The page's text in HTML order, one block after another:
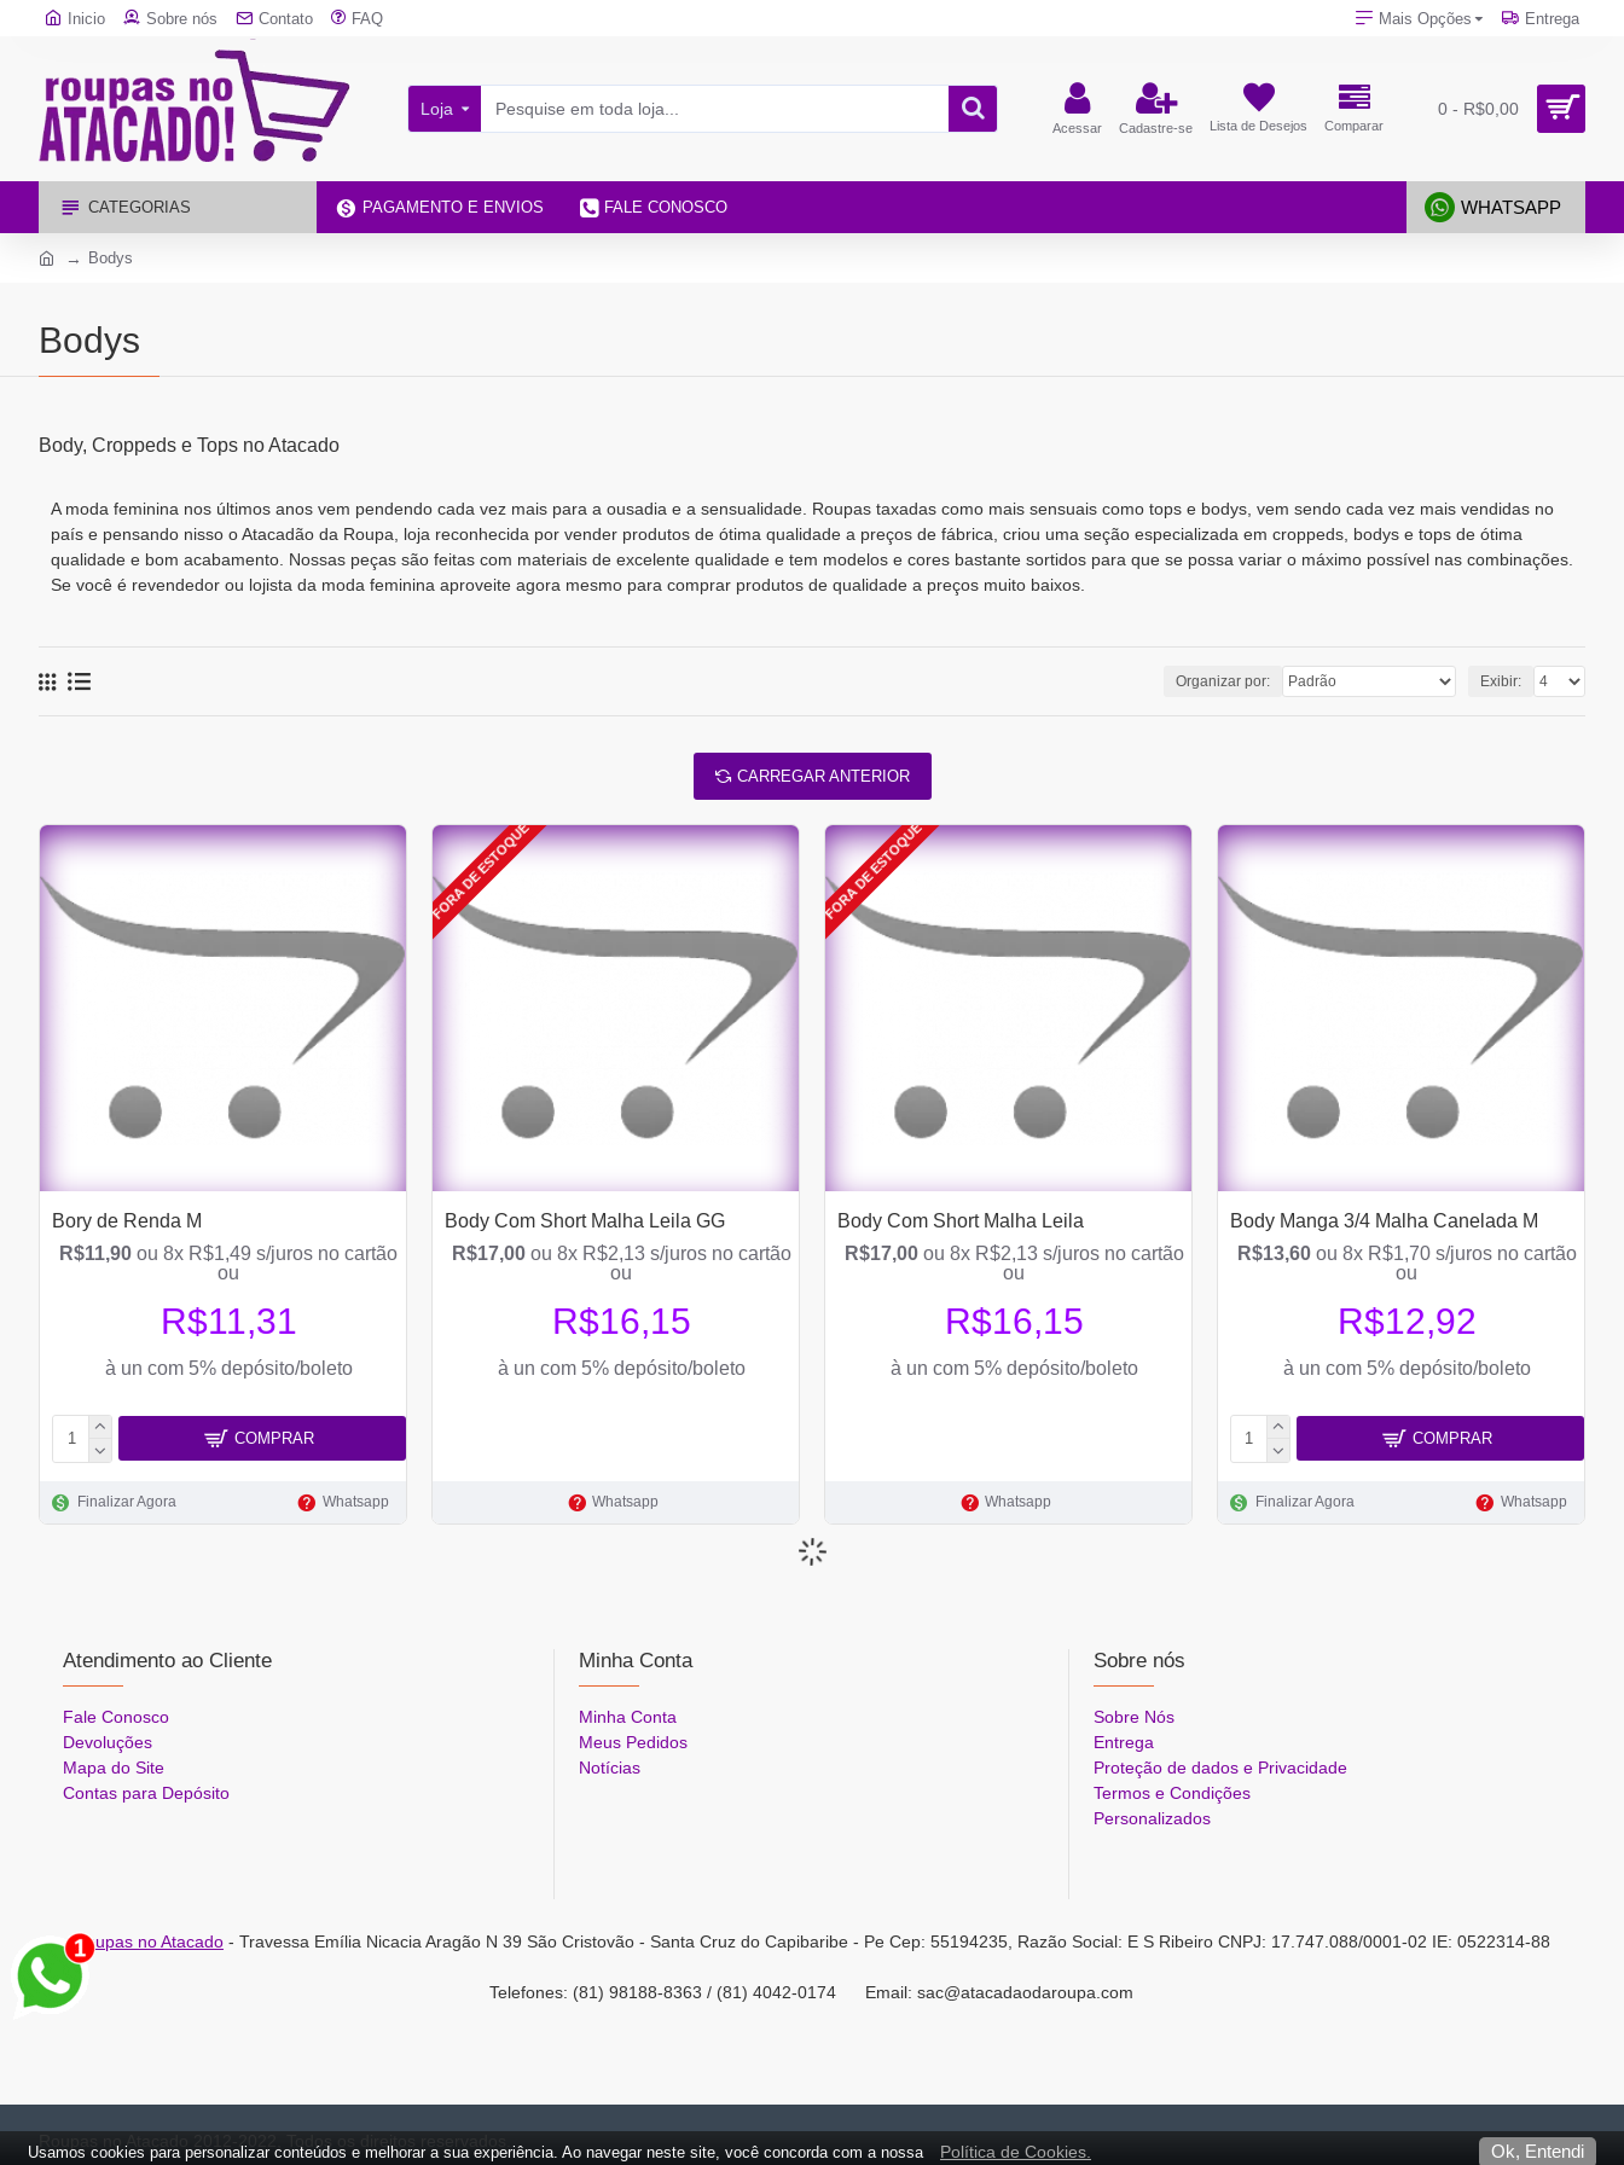
Inicio Sobre nós Contato FAQ Mais Opções Entrega
Loja
Acessar Cadastre-se Lista de Desejos Comparar
0 - R$0,00
CATEGORIAS PAGAMENTO E ENVIOS FALE CONOSCO WHATSAPP
Bodys
Bodys
Body, Croppeds e Tops no Atacado
A moda feminina nos últimos anos vem pendendo cada vez mais para a ousadia e a sensualidade. Roupas taxadas como mais sensuais como tops e bodys, vem sendo cada vez mais vendidas no
país e pensando nisso o Atacadão da Roupa, loja reconhecida por vender produtos de ótima qualidade a preços de fábrica, criou uma seção especializada em croppeds, bodys e tops de ótima
qualidade e bom acabamento. Nossas peças são feitas com materiais de excelente qualidade e tem modelos e cores bastante sortidos para que se possa variar o máximo possível nas combinações.
Se você é revendedor ou lojista da moda feminina aproveite agora mesmo para comprar produtos de qualidade a preços muito baixos.
Organizar por: Exibir:
CARREGAR ANTERIOR
Bory de Renda M
R$11,90 ou 8x R$1,49 s/juros no cartão
ou
R$11,31
à un com 5% depósito/boleto
COMPRAR
Finalizar Agora Whatsapp
FORA DE ESTOQUE
Body Com Short Malha Leila GG
R$17,00ou 8x R$2,13 s/juros no cartão
ou
R$16,15
à un com 5% depósito/boleto
Whatsapp
FORA DE ESTOQUE
Body Com Short Malha Leila
R$17,00ou 8x R$2,13 s/juros no cartão
ou
R$16,15
à un com 5% depósito/boleto
Whatsapp
Body Manga 3/4 Malha Canelada M
R$13,60ou 8x R$1,70 s/juros no cartão
ou
R$12,92
à un com 5% depósito/boleto
COMPRAR
Finalizar Agora Whatsapp
Atendimento ao Cliente
Fale Conosco
Devoluções
Mapa do Site
Contas para Depósito
Minha Conta
Minha Conta
Meus Pedidos
Notícias
Sobre nós
Sobre Nós
Entrega
Proteção de dados e Privacidade
Termos e Condições
Personalizados
Roupas no Atacado- Travessa Emília Nicacia Aragão N 39 São Cristovão - Santa Cruz do Capibaribe - Pe Cep: 55194235, Razão Social: E S Ribeiro CNPJ: 17.747.088/0001-02 IE: 0522314-88
Telefones: (81) 98188-8363 / (81) 4042-0174 Email: sac@atacadaodaroupa.com
Usamos cookies para personalizar conteúdos e melhorar a sua experiência. Ao navegar neste site, você concorda com a nossa Política de Cookies. Ok, Entendi